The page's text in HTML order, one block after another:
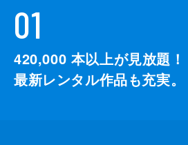
01
420,000 本以上が見放題！
最新レンタル作品も充実。